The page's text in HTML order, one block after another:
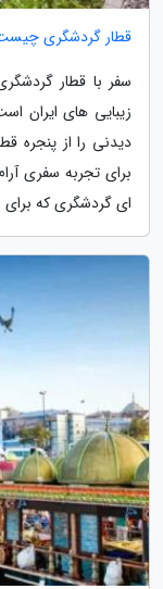
قطار گردشگری
سفر با قطار
زیبایی های ایران
دیدنی را از پنجره
برای تجربه سفری
ای گردشگری که برای